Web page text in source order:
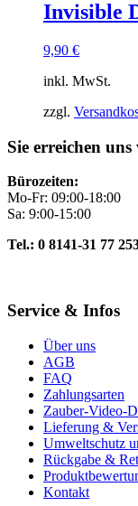
Invisible
9,90 €
inkl. MwSt.
zzgl.
Sie erreichen uns
Bürozeiten:
Mo-Fr: 09:00-18:00
Sa: 9:00-15:00
Tel.: 0 8141-31 77
Service & Infos
Über uns
AGB
FAQ
Zahlungsarten
Zauber-Video-
Lieferung &
Umweltschutz
Rückgabe &
Kontakt